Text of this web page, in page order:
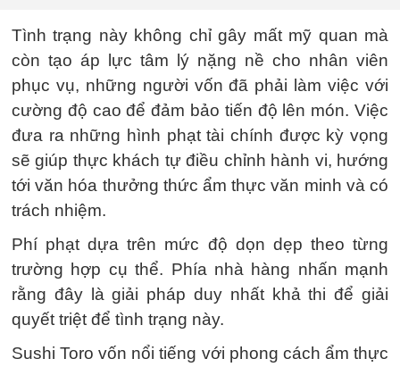
Tình trạng này không chỉ gây mất mỹ quan mà
còn tạo áp lực tâm lý nặng nề cho nhân viên
phục vụ, những người vốn đã phải làm việc với
cường độ cao để đảm bảo tiến độ lên món. Việc
đưa ra những hình phạt tài chính được kỳ vọng
sẽ giúp thực khách tự điều chỉnh hành vi, hướng
tới văn hóa thưởng thức ẩm thực văn minh và có
trách nhiệm.
Phí phạt dựa trên mức độ dọn dẹp theo từng
trường hợp cụ thể. Phía nhà hàng nhấn mạnh
rằng đây là giải pháp duy nhất khả thi để giải
quyết triệt để tình trạng này.
Sushi Toro vốn nổi tiếng với phong cách ẩm thực